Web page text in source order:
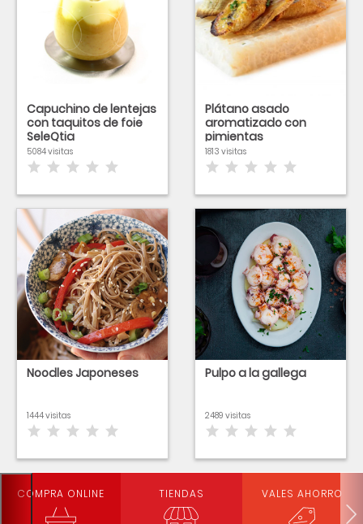
Capuchino de lentejas
con taquitos de foie
SeleQtia
5084 visitas
Plátano asado
aromatizado con
pimientas
1813 visitas
Noodles Japoneses
1444 visitas
Pulpo a la gallega
2489 visitas
COMPRA ONLINE TIENDAS VALES AHORRO